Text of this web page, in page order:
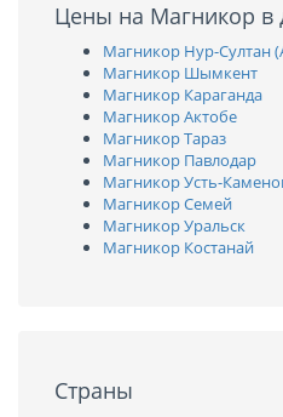
Цены на Магникор в
Магникор Нур-Султан
Магникор Шымкент
Магникор Караганда
Магникор Актобе
Магникор Тараз
Магникор Павлодар
Магникор Усть-
Магникор Семей
Магникор Уральск
Магникор Костанай
Страны